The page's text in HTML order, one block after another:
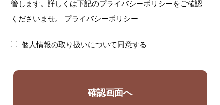
管します。詳しくは下記のプライバシーポリシーをご確認
くださいませ。
プライバシーポリシー
個人情報の取り扱いについて同意する